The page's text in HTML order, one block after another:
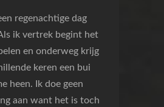
regenachtige dag
ik vertrek begint het
en onderweg krijg
keren een bui
heen. Ik doe geen
aan want het is toch